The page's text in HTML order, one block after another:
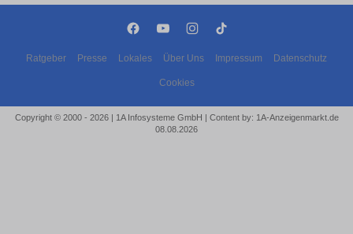
Ratgeber Presse Lokales Über Uns Impressum Datenschutz
Cookies
Copyright © 2000 - 2026 | 1A Infosysteme GmbH | Content by: 1A-Anzeigenmarkt.de
08.08.2026